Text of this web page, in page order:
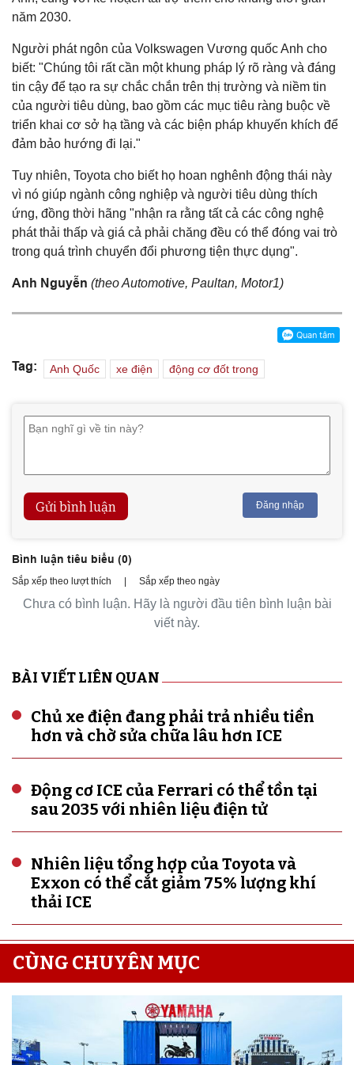
năm 2030.
Người phát ngôn của Volkswagen Vương quốc Anh cho
biết: "Chúng tôi rất cần một khung pháp lý rõ ràng và đáng
tin cậy để tạo ra sự chắc chắn trên thị trường và niềm tin
của người tiêu dùng, bao gồm các mục tiêu ràng buộc về
triển khai cơ sở hạ tầng và các biện pháp khuyến khích để
đảm bảo hướng đi lại."
Tuy nhiên, Toyota cho biết họ hoan nghênh động thái này
vì nó giúp ngành công nghiệp và người tiêu dùng thích
ứng, đồng thời hãng "nhận ra rằng tất cả các công nghệ
phát thải thấp và giá cả phải chăng đều có thể đóng vai trò
trong quá trình chuyển đổi phương tiện thực dụng".
Anh Nguyễn (theo Automotive, Paultan, Motor1)
Tag: Anh Quốc xe điện động cơ đốt trong
Gửi bình luận Đăng nhập
Bình luận tiêu biểu (0)
Sắp xếp theo lượt thích | Sắp xếp theo ngày
Chưa có bình luận. Hãy là người đầu tiên bình luận bài
viết này.
BÀI VIẾT LIÊN QUAN
Chủ xe điện đang phải trả nhiều tiền
hơn và chờ sửa chữa lâu hơn ICE
Động cơ ICE của Ferrari có thể tồn tại
sau 2035 với nhiên liệu điện tử
Nhiên liệu tổng hợp của Toyota và
Exxon có thể cắt giảm 75% lượng khí
thải ICE
CÙNG CHUYÊN MỤC